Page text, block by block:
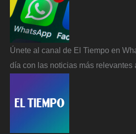
Únete al canal de El Tiempo en
día con las noticias más relevantes